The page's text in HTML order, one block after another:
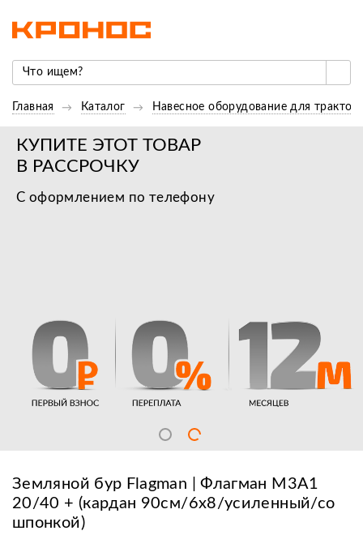
Главная Каталог Навесное оборудование для
КУПИТЕ ЭТОТ ТОВАР
В РАССРОЧКУ
С оформлением по телефону
Земляной бур Flagman | Флагман M3A1
20/40 + (кардан 90см/6х8/усиленный/со
шпонкой)